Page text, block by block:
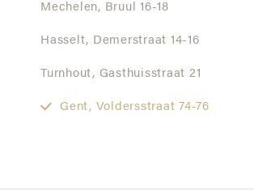
Mechelen, Bruul 16-18
Hasselt, Demerstraat 14-16
Turnhout, Gasthuisstraat 21
Gent, Voldersstraat 74-76